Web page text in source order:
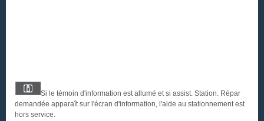
Si le témoin d'information est allumé et si assist. Station. Répar
demandée apparaît sur l'écran d'information, l'aide au stationnement est
hors service.